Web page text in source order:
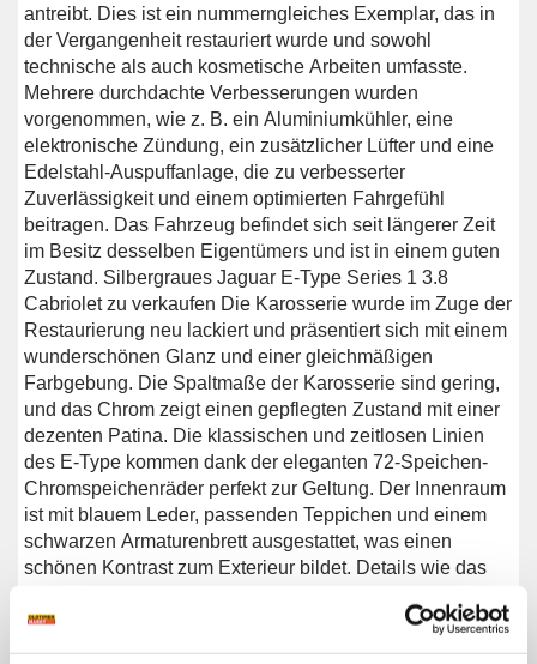
antreibt. Dies ist ein nummerngleiches Exemplar, das in
der Vergangenheit restauriert wurde und sowohl
technische als auch kosmetische Arbeiten umfasste.
Mehrere durchdachte Verbesserungen wurden
vorgenommen, wie z. B. ein Aluminiumkühler, eine
elektronische Zündung, ein zusätzlicher Lüfter und eine
Edelstahl-Auspuffanlage, die zu verbesserter
Zuverlässigkeit und einem optimierten Fahrgefühl
beitragen. Das Fahrzeug befindet sich seit längerer Zeit
im Besitz desselben Eigentümers und ist in einem guten
Zustand. Silbergraues Jaguar E-Type Series 1 3.8
Cabriolet zu verkaufen Die Karosserie wurde im Zuge der
Restaurierung neu lackiert und präsentiert sich mit einem
wunderschönen Glanz und einer gleichmäßigen
Farbgebung. Die Spaltmaße der Karosserie sind gering,
und das Chrom zeigt einen gepflegten Zustand mit einer
dezenten Patina. Die klassischen und zeitlosen Linien
des E-Type kommen dank der eleganten 72-Speichen-
Chromspeichenräder perfekt zur Geltung. Der Innenraum
ist mit blauem Leder, passenden Teppichen und einem
schwarzen Armaturenbrett ausgestattet, was einen
schönen Kontrast zum Exterieur bildet. Details wie das
verleihen dem Fahrzeug einen sportlichen und